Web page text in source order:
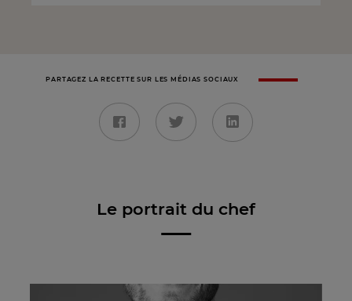
PARTAGEZ LA RECETTE SUR LES MÉDIAS SOCIAUX
Le portrait du chef